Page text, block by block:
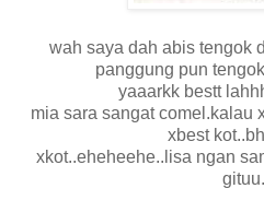
wah saya dah abis tengok
panggung pun
yaaarkk bestt
mia sara sangat comel.kalau
xbest
xkot..eheheehe..lisa ngan